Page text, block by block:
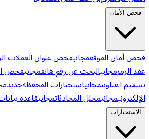
فحص الأمان
فحص أمان الموقعمجانيفحص عنوان العملات
عقد الرمزمجانيالبحث عن رقم هاتفمجانيفحص
تسميم العناوينمجانياستخبارات المحفظةجديد
الإلكترونيمجانيمحلل المحادثاتمجانيقاعدة
الاستخبارات